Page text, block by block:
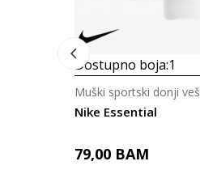
Dostupno boja:1
Nike Essential
Muški sportski donji veš
79,00 BAM